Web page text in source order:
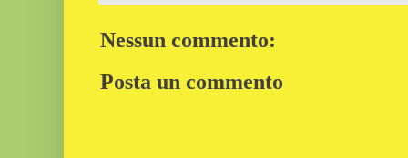
Nessun commento:
Posta un commento